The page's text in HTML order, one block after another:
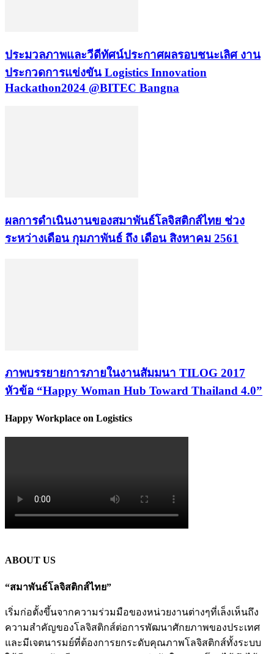
ประมวลภาพและวีดีทัศน์ประกาศผลรอบชนะเลิศ งาน
ประกวดการแข่งขัน Logistics Innovation
Hackathon2024 @BITEC Bangna
ผลการดำเนินงานของสมาพันธ์โลจิสติกส์ไทย ช่วง
ระหว่างเดือน กุมภาพันธ์ ถึง เดือน สิงหาคม 2561
ภาพบรรยายการภายในงานสัมมนา TILOG 2017
หัวข้อ “Happy Woman Hub Toward Thailand 4.0”
Happy Workplace on Logistics
ABOUT US
“สมาพันธ์โลจิสติกส์ไทย”
เริ่มก่อตั้งขึ้นจากความร่วมมือของหน่วยงานต่างๆที่เล็งเห็นถึง
ความสำคัญของโลจิสติกส์ต่อการพัฒนาศักยภาพของประเทศ
และมีเจตนารมย์ที่ต้องการยกระดับคุณภาพโลจิสติกส์ทั้งระบบ